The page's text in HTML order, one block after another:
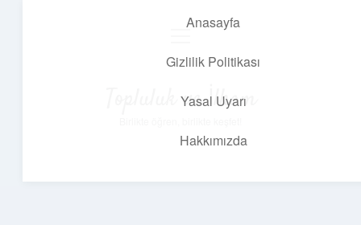
Anasayfa
Gizlilik Politikası
Yasal Uyarı
Hakkımızda
Topluluk ve İlham